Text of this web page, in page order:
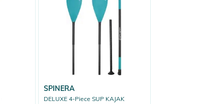
SPINERA
DELUXE 4-Piece SUP KAJAK